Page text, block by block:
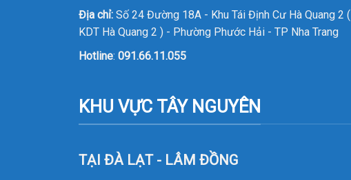
Địa chỉ:Số 24 Đường 18A - Khu Tái Định Cư Hà Quang 2 (
KDT Hà Quang 2 ) - Phường Phước Hải - TP Nha Trang
Hotline:091.66.11.055
KHU VỰC TÂY NGUYÊN
TẠI ĐÀ LẠT - LÂM ĐỒNG